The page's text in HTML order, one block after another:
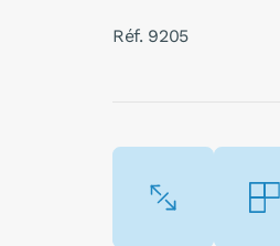
Réf. 9205